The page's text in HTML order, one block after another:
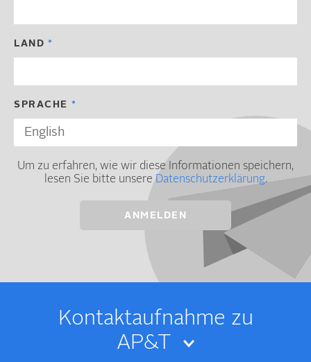
LAND
SPRACHE
Um zu erfahren, wie wir diese Informationen speichern,
lesen Sie bitte unsereDatenschutzerklärung.
Kontakt­­aufnahme zu
AP&T